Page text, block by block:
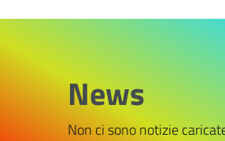
News
Non ci sono notizie